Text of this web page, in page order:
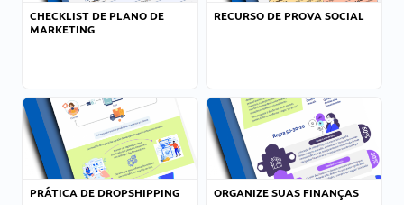
CHECKLIST DE PLANO DE
MARKETING
RECURSO DE PROVA SOCIAL
PRÁTICA DE DROPSHIPPING ORGANIZE SUAS FINANÇAS